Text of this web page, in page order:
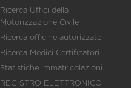
Ricerca Uffici della
Motorizzazione Civile
Ricerca officine autorizzate
Ricerca Medici Certificatori
Statistiche immatricolazioni
REGISTRO ELETTRONICO